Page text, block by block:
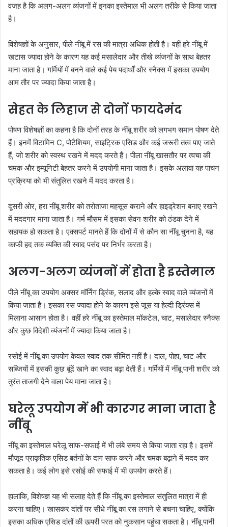
वजह है कि अलग-अलग व्यंजनों में इनका इस्तेमाल भी अलग तरीके से किया जाता
है।
विशेषज्ञों के अनुसार, पीले नींबू में रस की मात्रा अधिक होती है। वहीं हरे नींबू में
खटास ज्यादा होने के कारण यह कई मसालेदार और तीखे व्यंजनों के साथ बेहतर
माना जाता है। गर्मियों में बनने वाले कई पेय पदार्थों और स्नैक्स में इसका उपयोग
आम तौर पर ज्यादा किया जाता है।
सेहत के लिहाज से दोनों फायदेमंद
पोषण विशेषज्ञों का कहना है कि दोनों तरह के नींबू शरीर को लगभग समान पोषण देते
हैं। इनमें विटामिन C, पोटैशियम, साइट्रिक एसिड और कई जरूरी तत्व पाए जाते
हैं, जो शरीर को स्वस्थ रखने में मदद करते हैं। पीला नींबू खासतौर पर त्वचा की
चमक और इम्यूनिटी बेहतर करने में उपयोगी माना जाता है। इसके अलावा यह पाचन
प्रक्रिया को भी संतुलित रखने में मदद करता है।
दूसरी ओर, हरा नींबू शरीर को तरोताजा महसूस कराने और हाइड्रेशन बनाए रखने
में मददगार माना जाता है। गर्म मौसम में इसका सेवन शरीर को ठंडक देने में
सहायक हो सकता है। एक्सपर्ट मानते हैं कि दोनों में से कौन सा नींबू चुनना है, यह
काफी हद तक व्यक्ति की स्वाद पसंद पर निर्भर करता है।
अलग-अलग व्यंजनों में होता है इस्तेमाल
पीले नींबू का उपयोग अक्सर मॉर्निंग ड्रिंक, सलाद और हल्के स्वाद वाले व्यंजनों में
किया जाता है। इसका रस ज्यादा होने के कारण इसे जूस या हेल्दी ड्रिंक्स में
मिलाना आसान होता है। वहीं हरे नींबू का इस्तेमाल मॉकटेल, चाट, मसालेदार स्नैक्स
और कुछ विदेशी व्यंजनों में ज्यादा किया जाता है।
रसोई में नींबू का उपयोग केवल स्वाद तक सीमित नहीं है। दाल, पोहा, चाट और
सब्जियों में इसकी कुछ बूंदें खाने का स्वाद बढ़ा देती हैं। गर्मियों में नींबू पानी शरीर को
तुरंत ताजगी देने वाला पेय माना जाता है।
घरेलू उपयोग में भी कारगर माना जाता है
नींबू
नींबू का इस्तेमाल घरेलू साफ-सफाई में भी लंबे समय से किया जाता रहा है। इसमें
मौजूद प्राकृतिक एसिड बर्तनों के दाग साफ करने और चमक बढ़ाने में मदद कर
सकता है। कई लोग इसे रसोई की सफाई में भी उपयोग करते हैं।
हालांकि, विशेषज्ञ यह भी सलाह देते हैं कि नींबू का इस्तेमाल संतुलित मात्रा में ही
करना चाहिए। खासकर दांतों पर सीधे नींबू का रस लगाने से बचना चाहिए, क्योंकि
इसका अधिक एसिड दांतों की ऊपरी परत को नुकसान पहुंचा सकता है। नींबू पानी